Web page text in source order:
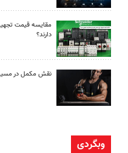
مقایسه قیمت
دارند؟
نقش مکمل در مسیر
وبگردی